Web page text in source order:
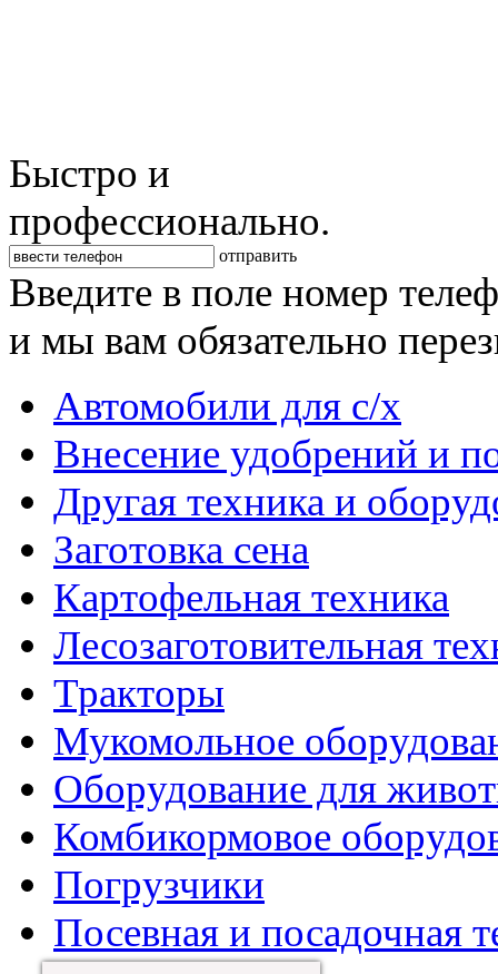
Быстро и
профессионально.
отправить
Введите в поле номер
и мы вам обязательно
Автомобили для с/х
Внесение удобрений и
Другая техника и
Заготовка сена
Картофельная техника
Лесозаготовительная
Тракторы
Мукомольное
Оборудование для
Комбикормовое
Погрузчики
Посевная и посадочная